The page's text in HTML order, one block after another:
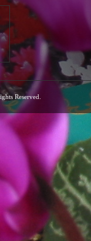
Reserved.